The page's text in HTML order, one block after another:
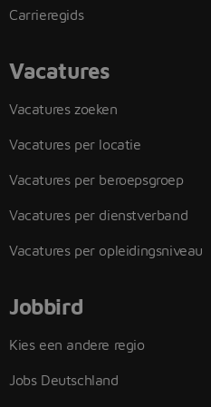
Carrieregids
Vacatures
Vacatures zoeken
Vacatures per locatie
Vacatures per beroepsgroep
Vacatures per dienstverband
Vacatures per opleidingsniveau
Jobbird
Kies een andere regio
Jobs Deutschland